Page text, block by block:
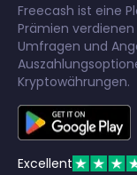
Freecash ist eine
Prämien
Umfragen und
Kryptowährungen.
Excellent